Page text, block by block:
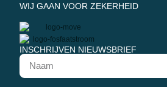
WIJ GAAN VOOR ZEKERHEID
INSCHRIJVEN NIEUWSBRIEF